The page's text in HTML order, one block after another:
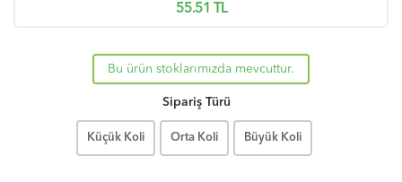
55.51 TL
Bu ürün stoklarımızda mevcuttur.
Sipariş Türü
Küçük Koli Orta Koli Büyük Koli